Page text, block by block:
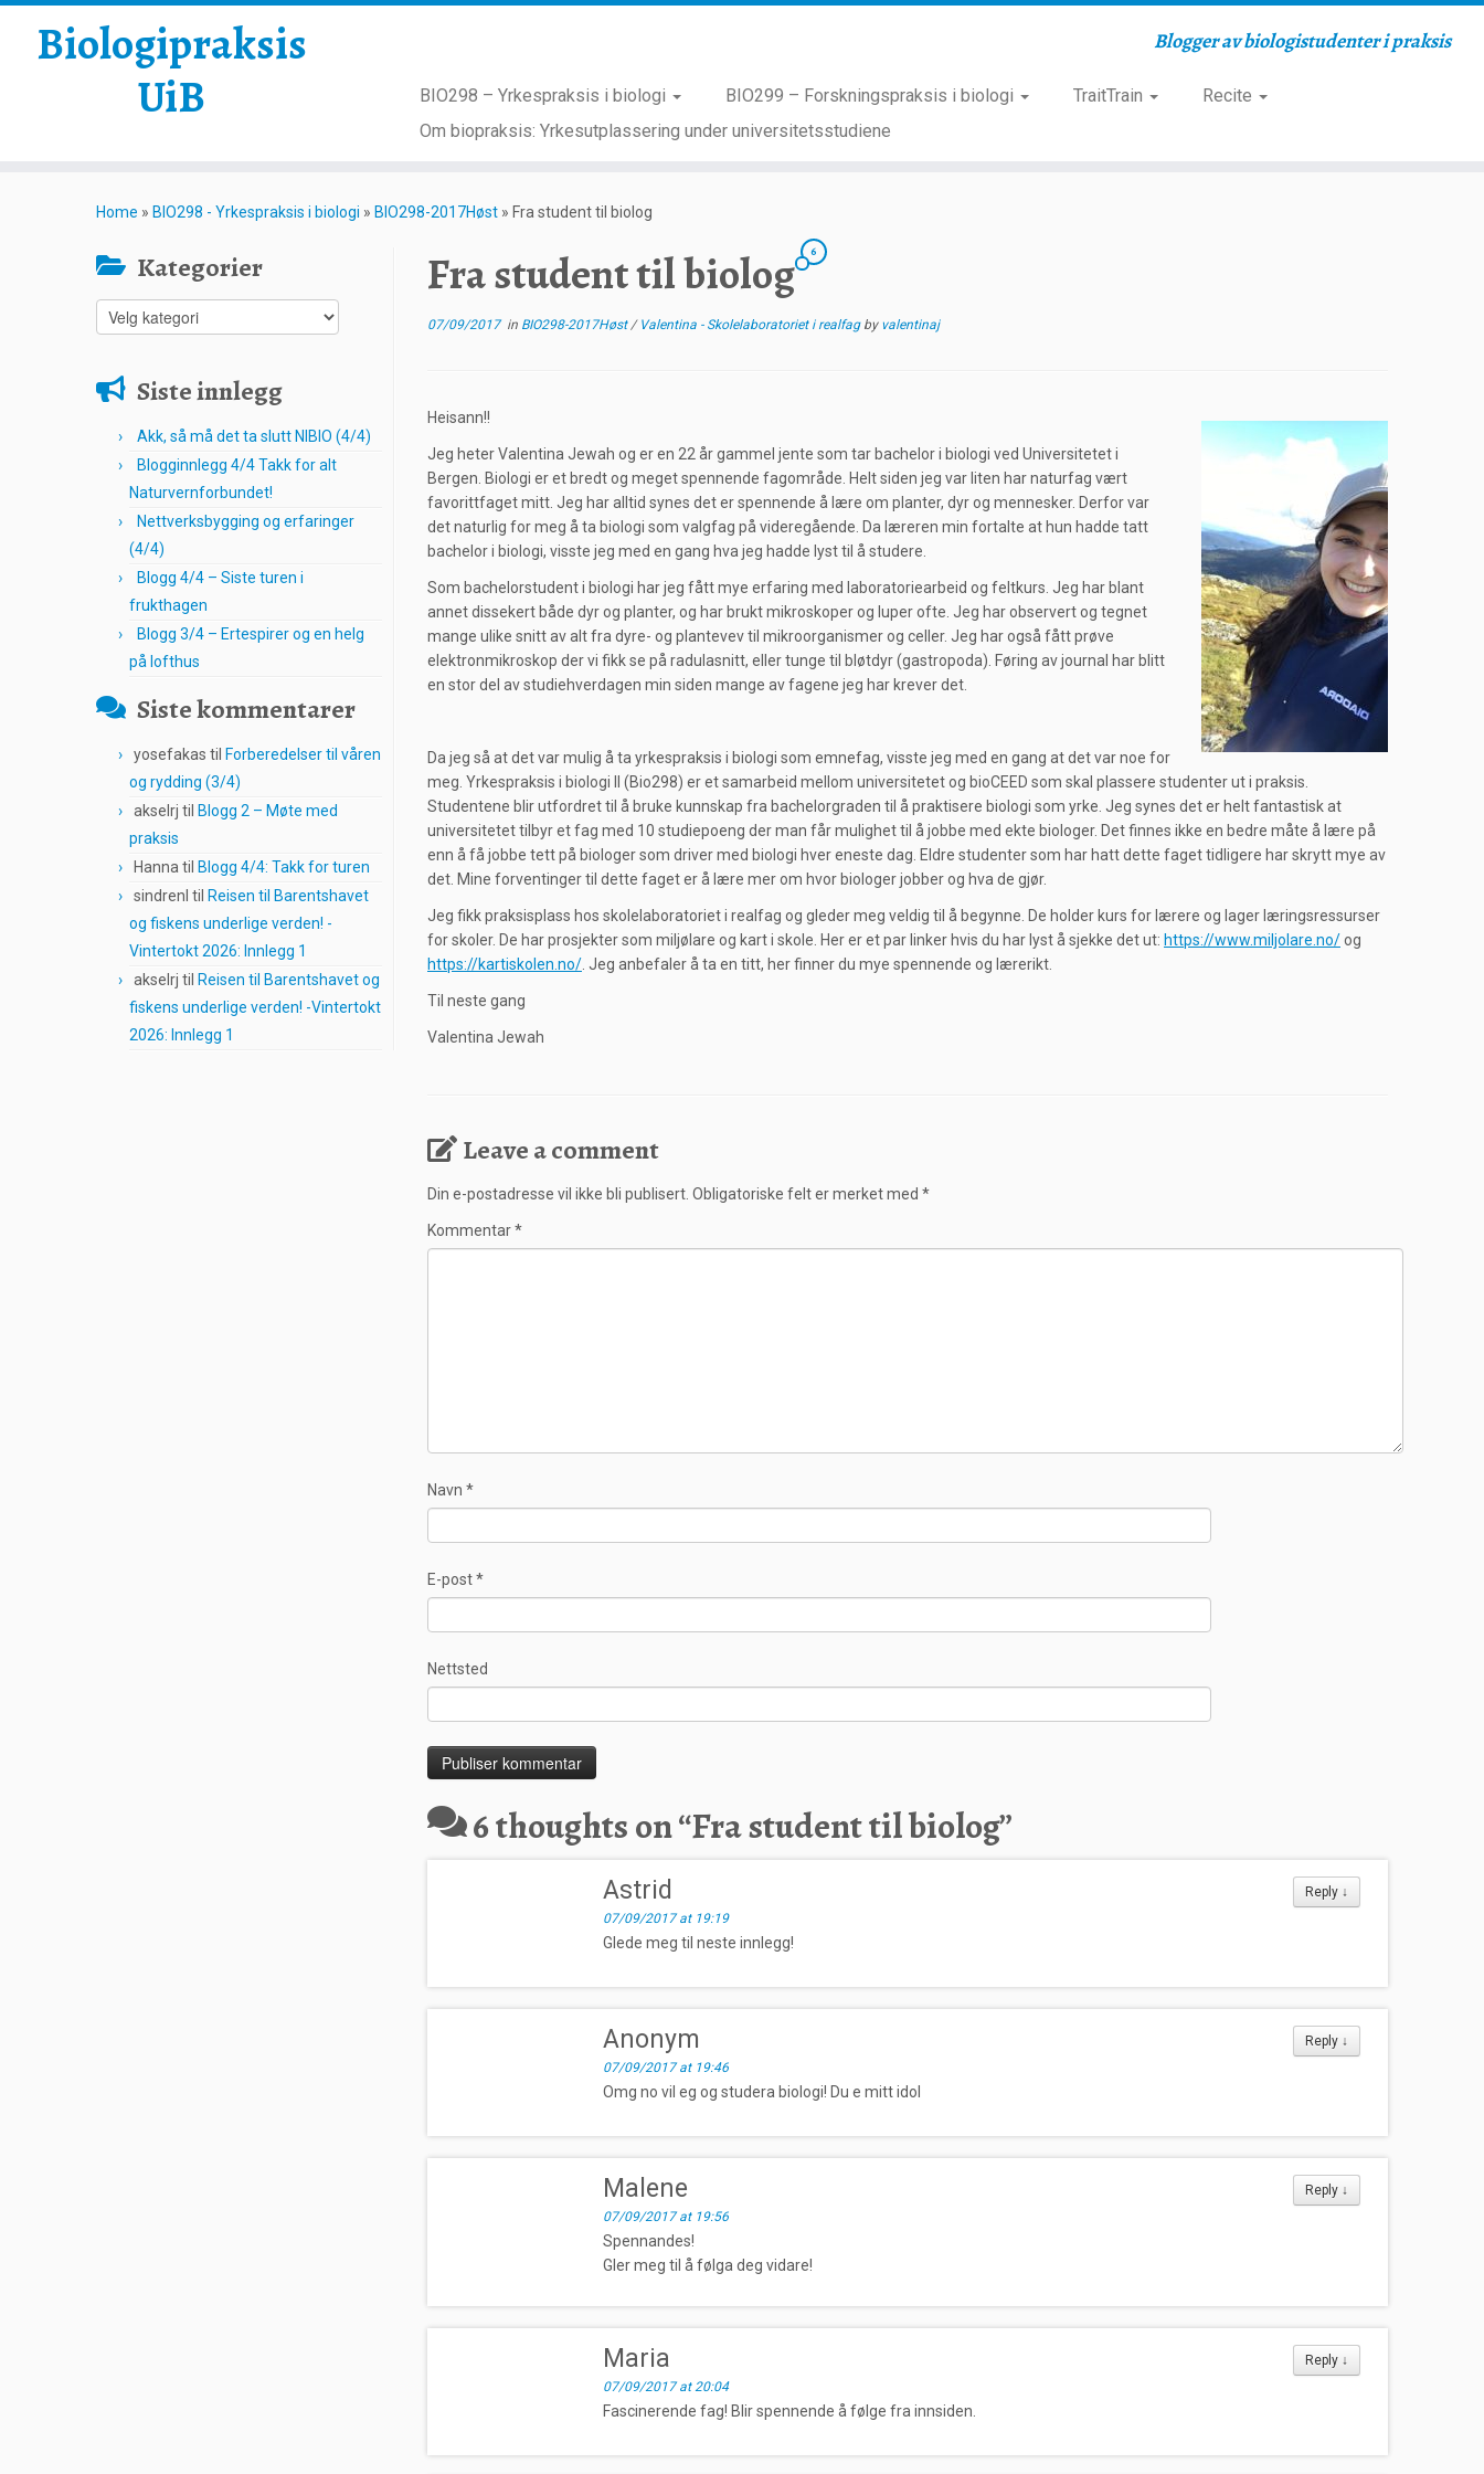
Biologipraksis
UiB
Blogger av biologistudenter i praksis
BIO298 – Yrkespraksis i biologi BIO299 – Forskningspraksis i biologi TraitTrain
Recite
Om biopraksis: Yrkesutplassering under universitetsstudiene
Home » BIO298 - Yrkespraksis i biologi » BIO298-2017Høst » Fra student til biolog
Kategorier
Kategorier
Siste innlegg
Akk, så må det ta slutt NIBIO (4/4)
Blogginnlegg 4/4 Takk for alt
Naturvernforbundet!
Nettverksbygging og erfaringer
(4/4)
Blogg 4/4 – Siste turen i
frukthagen
Blogg 3/4 – Ertespirer og en helg
på lofthus
Siste kommentarer
yosefakas til Forberedelser til våren
og rydding (3/4)
akselrj til Blogg 2 – Møte med
praksis
Hanna til Blogg 4/4: Takk for turen
sindrenl til Reisen til Barentshavet
og fiskens underlige verden! -
Vintertokt 2026: Innlegg 1
akselrj til Reisen til Barentshavet og
fiskens underlige verden! -Vintertokt
2026: Innlegg 1
Fra student til biolog 6
07/09/2017in BIO298-2017Høst/ Valentina - Skolelaboratoriet i realfag by valentinaj
Heisann!!
Jeg heter Valentina Jewah og er en 22 år gammel jente som tar bachelor i biologi ved Universitetet i
Bergen. Biologi er et bredt og meget spennende fagområde. Helt siden jeg var liten har naturfag vært
favorittfaget mitt. Jeg har alltid synes det er spennende å lære om planter, dyr og mennesker. Derfor var
det naturlig for meg å ta biologi som valgfag på videregående. Da læreren min fortalte at hun hadde tatt
bachelor i biologi, visste jeg med en gang hva jeg hadde lyst til å studere.
Som bachelorstudent i biologi har jeg fått mye erfaring med laboratoriearbeid og feltkurs. Jeg har blant
annet dissekert både dyr og planter, og har brukt mikroskoper og luper ofte. Jeg har observert og tegnet
mange ulike snitt av alt fra dyre- og plantevev til mikroorganismer og celler. Jeg har også fått prøve
elektronmikroskop der vi fikk se på radulasnitt, eller tunge til bløtdyr (gastropoda). Føring av journal har blitt
en stor del av studiehverdagen min siden mange av fagene jeg har krever det.
Da jeg så at det var mulig å ta yrkespraksis i biologi som emnefag, visste jeg med en gang at det var noe for
meg. Yrkespraksis i biologi II (Bio298) er et samarbeid mellom universitetet og bioCEED som skal plassere studenter ut i praksis.
Studentene blir utfordret til å bruke kunnskap fra bachelorgraden til å praktisere biologi som yrke. Jeg synes det er helt fantastisk at
universitetet tilbyr et fag med 10 studiepoeng der man får mulighet til å jobbe med ekte biologer. Det finnes ikke en bedre måte å lære på
enn å få jobbe tett på biologer som driver med biologi hver eneste dag. Eldre studenter som har hatt dette faget tidligere har skrytt mye av
det. Mine forventinger til dette faget er å lære mer om hvor biologer jobber og hva de gjør.
Jeg fikk praksisplass hos skolelaboratoriet i realfag og gleder meg veldig til å begynne. De holder kurs for lærere og lager læringsressurser
for skoler. De har prosjekter som miljølare og kart i skole. Her er et par linker hvis du har lyst å sjekke det ut: https://www.miljolare.no/og
https://kartiskolen.no/ . Jeg anbefaler å ta en titt, her finner du mye spennende og lærerikt.
Til neste gang
Valentina Jewah
Leave a comment
Din e-postadresse vil ikke bli publisert. Obligatoriske felt er merket med *
Kommentar*
Navn *
E-post*
Nettsted
6 thoughts on “Fra student til biolog”
Reply ↓
Astrid
07/09/2017 at 19:19
Glede meg til neste innlegg!
Reply ↓
Anonym
07/09/2017 at 19:46
Omg no vil eg og studera biologi! Du e mitt idol
Reply ↓
Malene
07/09/2017 at 19:56
Spennandes!
Gler meg til å følga deg vidare!
Reply ↓
Maria
07/09/2017 at 20:04
Fascinerende fag! Blir spennende å følge fra innsiden.